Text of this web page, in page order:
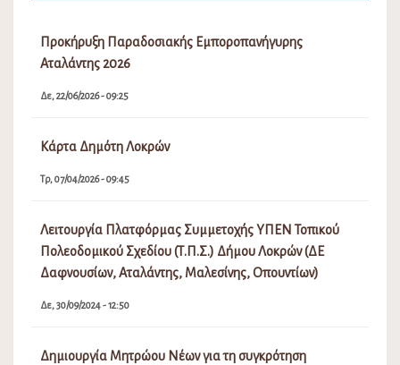
Προκήρυξη Παραδοσιακής Εμποροπανήγυρης
Αταλάντης 2026
Δε, 22/06/2026 - 09:25
Κάρτα Δημότη Λοκρών
Τρ, 07/04/2026 - 09:45
Λειτουργία Πλατφόρμας Συμμετοχής ΥΠΕΝ Τοπικού
Πολεοδομικού Σχεδίου (Τ.Π.Σ.) Δήμου Λοκρών (ΔΕ
Δαφνουσίων, Αταλάντης, Μαλεσίνης, Οπουντίων)
Δε, 30/09/2024 - 12:50
Δημιουργία Μητρώου Νέων για τη συγκρότηση